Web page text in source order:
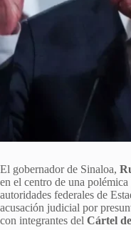
El gobernador de Sinaloa,
en el centro de una
autoridades federales de
acusación judicial por
con integrantes del Cártel